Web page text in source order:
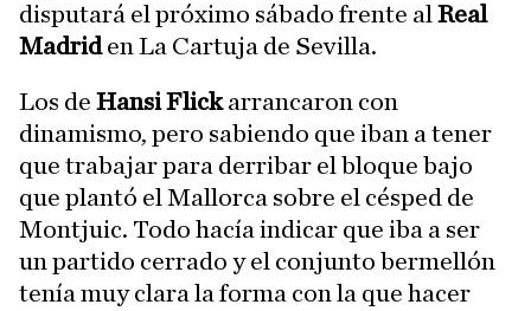
disputará el próximo sábado frente al Real
Madriden La Cartuja de Sevilla.
Los de Hansi Flickarrancaron con
dinamismo, pero sabiendo que iban a tener
que trabajar para derribar el bloque bajo
que plantó el Mallorca sobre el césped de
Montjuic. Todo hacía indicar que iba a ser
un partido cerrado y el conjunto bermellón
tenía muy clara la forma con la que hacer